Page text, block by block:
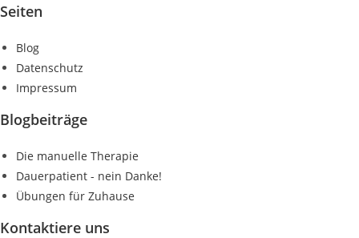
Seiten
Blog
Datenschutz
Impressum
Blogbeiträge
Die manuelle Therapie
Dauerpatient - nein Danke!
Übungen für Zuhause
Kontaktiere uns